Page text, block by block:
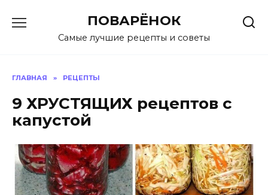
содержанию
ПОВАРЁНОК
Самые лучшие рецепты и советы
ГЛАВНАЯ » РЕЦЕПТЫ
9 ХРУСТЯЩИХ рeцептов с
кaпустой